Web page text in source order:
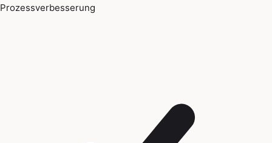
Prozessverbesserung